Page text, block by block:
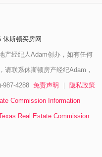
斯顿买房网
产经纪人Adam创办，如有任何
请联系休斯顿房产经纪Adam，
987-4288 免责声明 隐私政策
Commission Information
Real Estate Commission